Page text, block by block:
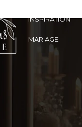
INSPIRATION
MARIAGE